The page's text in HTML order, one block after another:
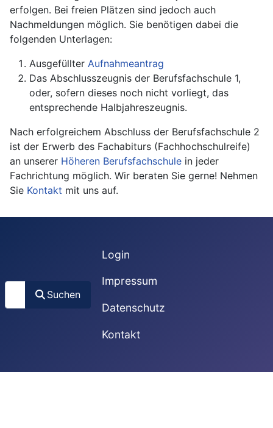
erfolgen. Bei freien Plätzen sind jedoch auch
Nachmeldungen möglich. Sie benötigen dabei die
folgenden Unterlagen:
Ausgefüllter Aufnahmeantrag
Das Abschlusszeugnis der Berufsfachschule 1,
oder, sofern dieses noch nicht vorliegt, das
entsprechende Halbjahreszeugnis.
Nach erfolgreichem Abschluss der Berufsfachschule 2
ist der Erwerb des Fachabiturs (Fachhochschulreife)
an unserer Höheren Berufsfachschule in jeder
Fachrichtung möglich. Wir beraten Sie gerne! Nehmen
Sie Kontakt mit uns auf.
Suchen
Suchen
Login
Impressum
Datenschutz
Kontakt